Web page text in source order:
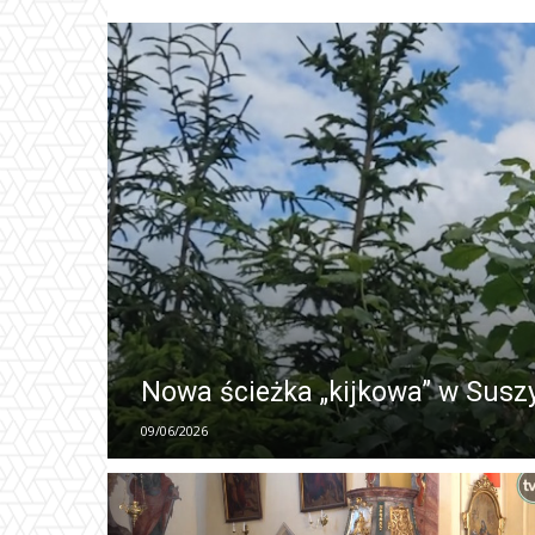
Nowa ścieżka „kijkowa” w
09/06/2026